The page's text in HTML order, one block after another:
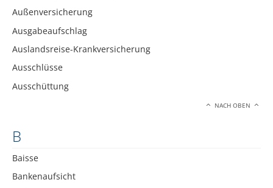
Außenversicherung
Ausgabeaufschlag
Auslandsreise-Krankversicherung
Ausschlüsse
Ausschüttung
NACH OBEN
B
Baisse
Bankenaufsicht